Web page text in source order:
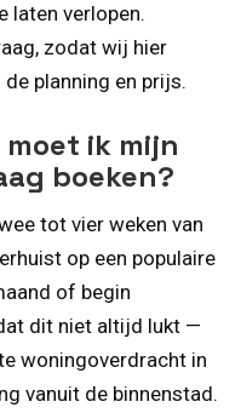
laten verlopen.
zodat wij hier
planning en prijs.
ik mijn
boeken?
tot vier weken van
op een populaire
of begin
dit niet altijd lukt —
woningoverdracht in
vanuit de binnenstad.